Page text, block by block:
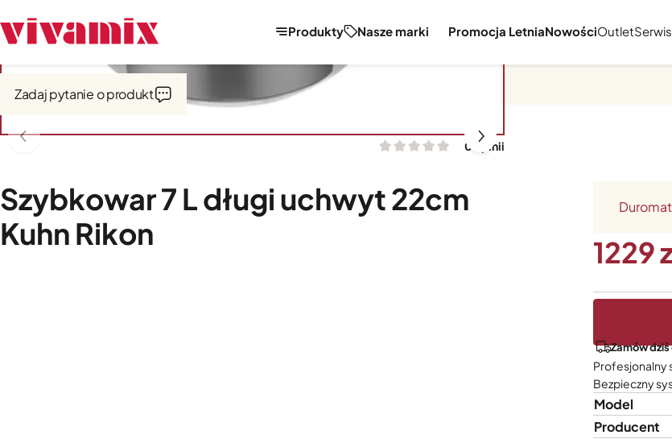
Produkty Nasze marki Promocja LetniaNowościOutletSerwis
Garnki i naczynia
0 opinii
Szybkowar 7 L długi uchwyt 22cm
Kuhn Rikon
Zadaj pytanie o produkt
1229
Zamów
Profesjonalny
Bezpieczny
Model
Producent